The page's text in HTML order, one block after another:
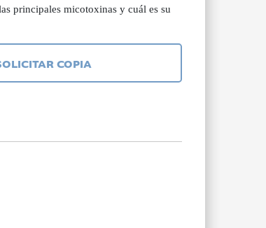
principales micotoxinas y cuál es su
COPIA